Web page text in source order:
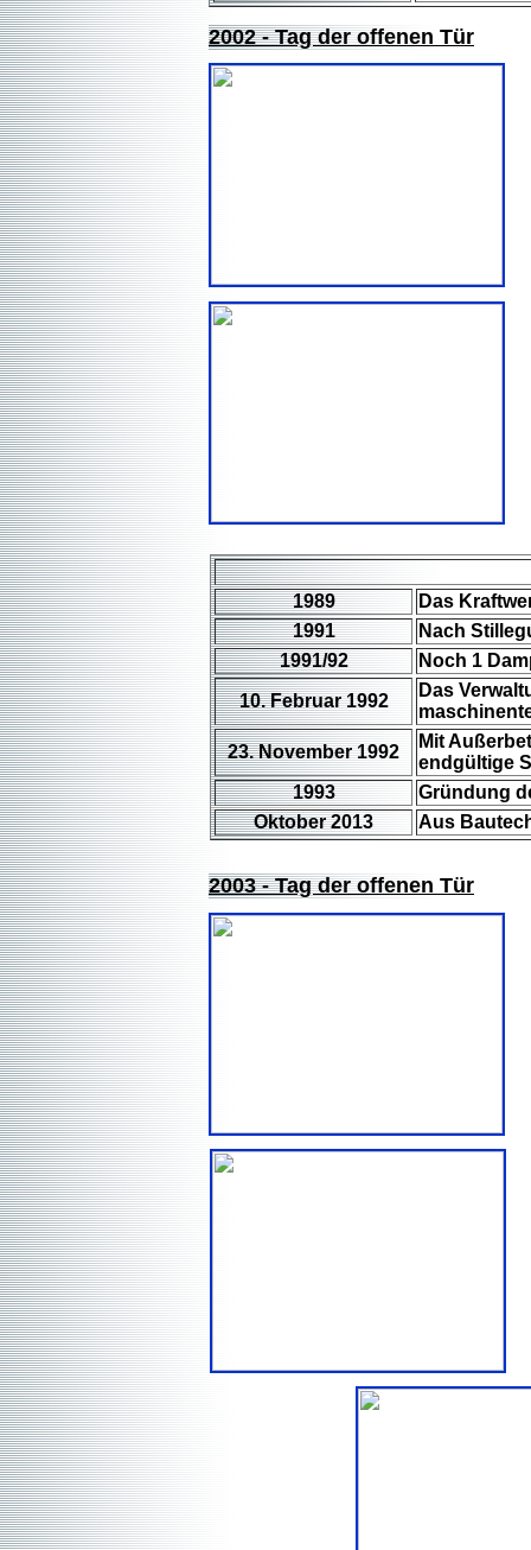
2002 - Tag der offenen Tür
1989
Das
1991
Nach
1991/92
Noch 1
10. Februar 1992
Das
23. November 1992
Mit
endgültige
1993
Gründung
Oktober 2013
Aus
2003 - Tag der offenen Tür